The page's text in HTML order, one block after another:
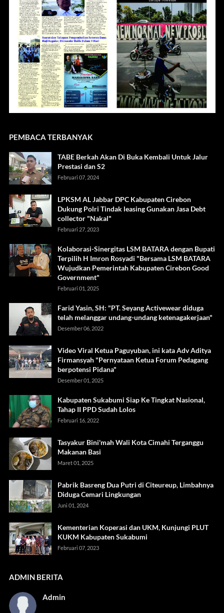
PEMBACA TERBANYAK
TABE Berkah Akan Di Buka Kembali Untuk Jalur
Prestasi dan S2
Februari 07, 2024
LPKSM AL Jabbar DPC Kabupaten Cirebon
Dukung Polri Tindak leasing Gunakan Jasa Debt
collector "Nakal"
Februari 27, 2023
Kolaborasi-Sinergitas LSM BATARA dengan Bupati
Terpilih H Imron Rosyadi "Bersama LSM BATARA
Wujudkan Pemerintah Kabupaten Cirebon Good
Government"
Februari 01, 2025
Farid Yasin, SH: "PT. Seyang Activewear diduga
telah melanggar undang-undang ketenagakerjaan"
Desember 06, 2022
Video Viral Ketua Paguyuban, ini kata Adv Aditya
Firmansyah "Pernyataan Ketua Forum Pedagang
berpotensi Pidana"
Desember 01, 2025
Kabupaten Sukabumi Siap Ke Tingkat Nasional,
Tahap II PPD Sudah Lolos
Februari 16, 2022
Tasyakur Bini'mah Wali Kota Cimahi Terganggu
Makanan Basi
Maret 01, 2025
Pabrik Basreng Dua Putri di Citeureup, Limbahnya
Diduga Cemari Lingkungan
Juni 01, 2024
Kementerian Koperasi dan UKM, Kunjungi PLUT
KUKM Kabupaten Sukabumi
Februari 07, 2023
ADMIN BERITA
Admin